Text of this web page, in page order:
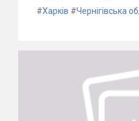
#Харків #Чернігівська